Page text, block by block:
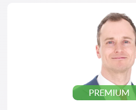
PREMIUM